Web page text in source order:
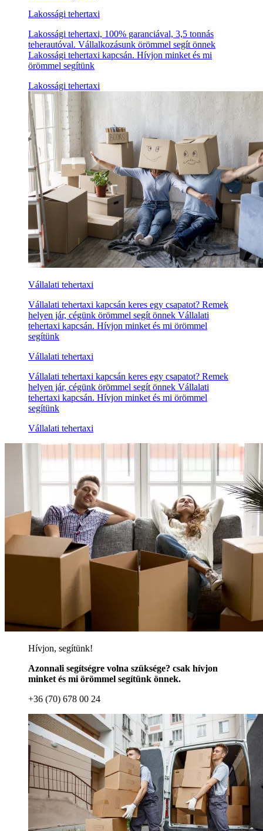
Lakossági tehertaxi
Lakossági tehertaxi, 100% garanciával, 3,5 tonnás
teherautóval. Vállalkozásunk örömmel segít önnek
Lakossági tehertaxi kapcsán. Hívjon minket és mi
örömmel segítünk
Lakossági tehertaxi
Vállalati tehertaxi
Vállalati tehertaxi kapcsán keres egy csapatot? Remek
helyen jár, cégünk örömmel segít önnek Vállalati
tehertaxi kapcsán. Hívjon minket és mi örömmel
segítünk
Vállalati tehertaxi
Vállalati tehertaxi kapcsán keres egy csapatot? Remek
helyen jár, cégünk örömmel segít önnek Vállalati
tehertaxi kapcsán. Hívjon minket és mi örömmel
segítünk
Vállalati tehertaxi
Hívjon, segítünk!
Azonnali segítségre volna szüksége? csak hívjon
minket és mi örömmel segítünk önnek.
+36 (70) 678 00 24